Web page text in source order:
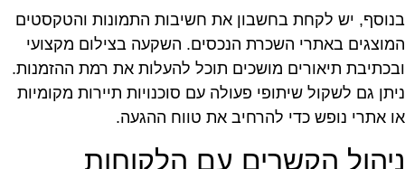
יש לקחת בחשבון את חשיבות התמונות והטקסטים
באתרי השכרת הנכסים. השקעה בצילום מקצועי
תיאורים מושכים תוכל להעלות את רמת ההזמנות.
גם לשקול שיתופי פעולה עם סוכנויות תיירות מקומיות
אתרי נופש כדי להרחיב את טווח ההגעה.
הקשרים עם הלקוחות